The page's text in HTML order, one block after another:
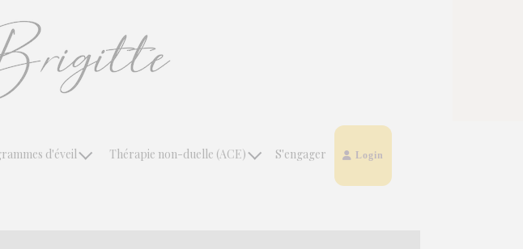
d'éveil Thérapie non-duelle (ACE) S'engager Login